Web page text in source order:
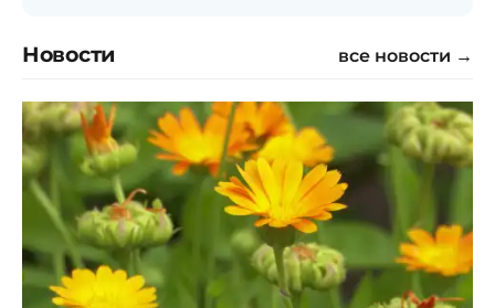
Новости все новости →